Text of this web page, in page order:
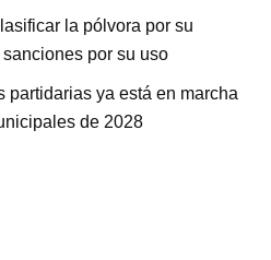
la pólvora por su
por su uso
partidarias ya está en marcha
de 2028